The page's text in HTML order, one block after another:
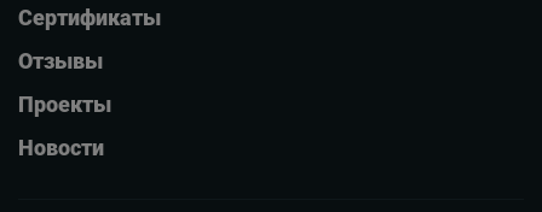
Сертификаты
Отзывы
Проекты
Новости